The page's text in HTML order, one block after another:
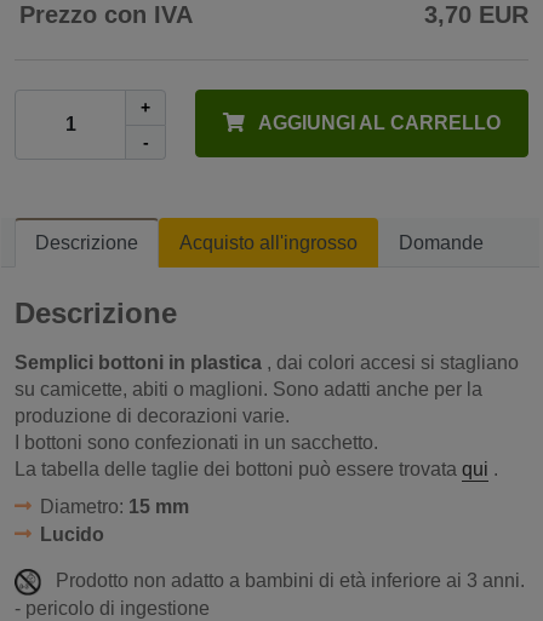
Prezzo con IVA 3,70 EUR
+
-
AGGIUNGI AL CARRELLO
Descrizione Acquisto all'ingrosso Domande
Descrizione
Semplici bottoni in plastica , dai colori accesi si stagliano
su camicette, abiti o maglioni. Sono adatti anche per la
produzione di decorazioni varie.
I bottoni sono confezionati in un sacchetto.
La tabella delle taglie dei bottoni può essere trovata qui .
Diametro: 15 mm
Lucido
Prodotto non adatto a bambini di età inferiore ai 3 anni.
- pericolo di ingestione